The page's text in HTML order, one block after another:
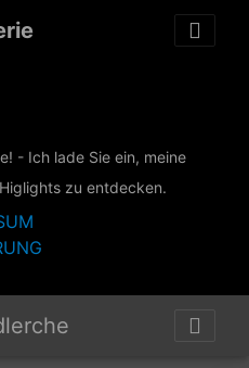
- Ich lade Sie ein, meine
zu entdecken.